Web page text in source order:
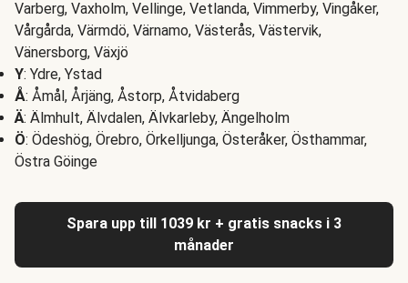
Varberg, Vaxholm, Vellinge, Vetlanda, Vimmerby, Vingåker,
Vårgårda, Värmdö, Värnamo, Västerås, Västervik,
Vänersborg, Växjö
Y: Ydre, Ystad
Å: Åmål, Årjäng, Åstorp, Åtvidaberg
Ä: Älmhult, Älvdalen, Älvkarleby, Ängelholm
Ö: Ödeshög, Örebro, Örkelljunga, Österåker, Östhammar,
Östra Göinge
Spara upp till 1039 kr + gratis snacks i 3
månader